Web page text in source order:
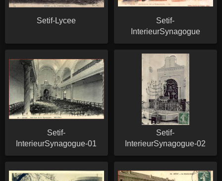
Setif-Lycee
Setif-
InterieurSynagogue
Setif-
InterieurSynagogue-01
Setif-
InterieurSynagogue-02